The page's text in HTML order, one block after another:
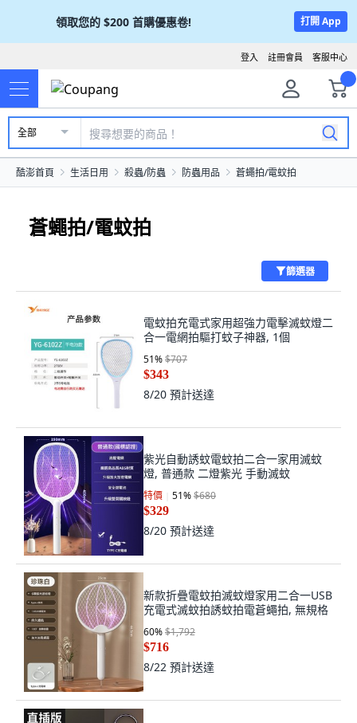
領取您的 $200 首購優惠卷! 打開 App
客服中心
註冊會員
登入
全部
酷澎首頁 生活日用 殺蟲/防蟲 防蟲用品 蒼蠅拍/電蚊拍
蒼蠅拍/電蚊拍
篩選器
電蚊拍充電式家用超強力電擊滅蚊燈二
合一電網拍驅打蚊子神器, 1個
51%$707
$343
8/20 預計送達
紫光自動誘蚊電蚊拍二合一家用滅蚊
燈, 普通款 二燈紫光 手動滅蚊
特價 51%$680
$329
8/20 預計送達
新款折疊電蚊拍滅蚊燈家用二合一USB
充電式滅蚊拍誘蚊拍電蒼蠅拍, 無規格
60%$1,792
$716
8/22 預計送達